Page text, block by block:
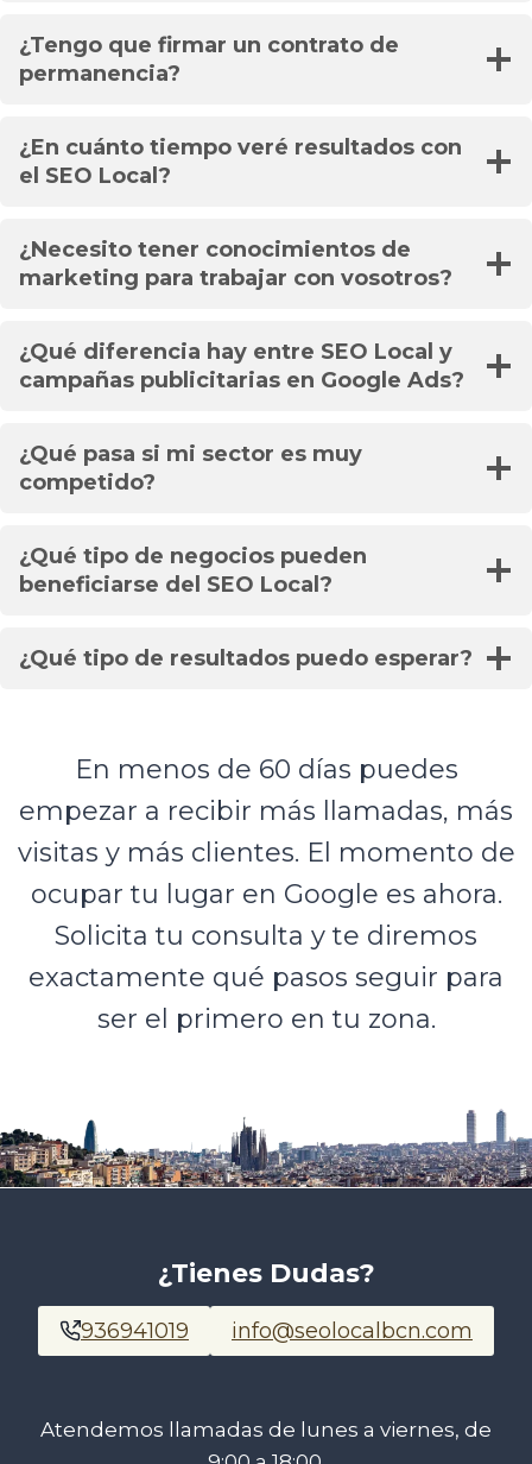
¿Tengo que firmar un contrato de
permanencia?
¿En cuánto tiempo veré resultados con
el SEO Local?
¿Necesito tener conocimientos de
marketing para trabajar con vosotros?
¿Qué diferencia hay entre SEO Local y
campañas publicitarias en Google Ads?
¿Qué pasa si mi sector es muy
competido?
¿Qué tipo de negocios pueden
beneficiarse del SEO Local?
¿Qué tipo de resultados puedo esperar?
En menos de 60 días puedes
empezar a recibir más llamadas, más
visitas y más clientes. El momento de
ocupar tu lugar en Google es ahora.
Solicita tu consulta y te diremos
exactamente qué pasos seguir para
ser el primero en tu zona.
¿Tienes Dudas?
936941019 info@seolocalbcn.com
Atendemos llamadas de lunes a viernes, de